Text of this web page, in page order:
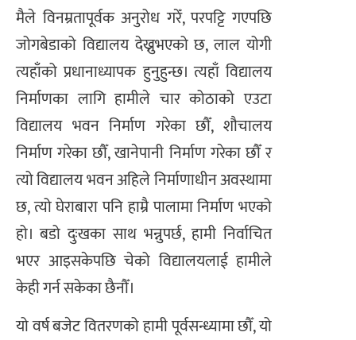
​मैले विनम्रतापूर्वक अनुरोध गरेँ, परपट्टि गएपछि
जोगबेडाको विद्यालय देख्नुभएको छ, लाल योगी
त्यहाँको प्रधानाध्यापक हुनुहुन्छ। त्यहाँ विद्यालय
निर्माणका लागि हामीले चार कोठाको एउटा
विद्यालय भवन निर्माण गरेका छौँ, शौचालय
निर्माण गरेका छौँ, खानेपानी निर्माण गरेका छौँ र
त्यो विद्यालय भवन अहिले निर्माणाधीन अवस्थामा
छ, त्यो घेराबारा पनि हाम्रै पालामा निर्माण भएको
हो। बडो दुःखका साथ भन्नुपर्छ, हामी निर्वाचित
भएर आइसकेपछि चेको विद्यालयलाई हामीले
केही गर्न सकेका छैनौँ।
यो वर्ष बजेट वितरणको हामी पूर्वसन्ध्यामा छौँ, यो